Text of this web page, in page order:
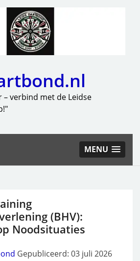
– verbind met de Leidse
MENU
(BHV):
Noodsituaties
Gepubliceerd: 03 juli 2026